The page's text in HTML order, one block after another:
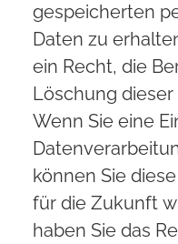
gespeicherten
Daten zu
ein Recht, die
Löschung
Wenn Sie eine
können Sie
für die Zukunft
haben Sie das